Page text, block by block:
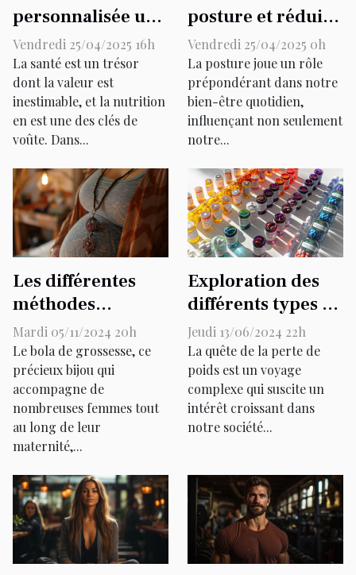
personnalisée un
avenir pour une
meilleure santé
globale
Vendredi 25/04/2025 16h
La santé est un trésor
dont la valeur est
inestimable, et la nutrition
en est une des clés de
voûte. Dans...
posture et réduire
les douleurs
dorsales exercices
et astuces
pratiques
Vendredi 25/04/2025 0h
La posture joue un rôle
prépondérant dans notre
bien-être quotidien,
influençant non seulement
notre...
Les différentes
méthodes
d’entretien pour
votre bola de
grossesse
Mardi 05/11/2024 20h
Le bola de grossesse, ce
précieux bijou qui
accompagne de
nombreuses femmes tout
au long de leur
maternité,...
Exploration des
différents types de
substances qui
facilitent la perte
de poids et leur
fonctionnement
Jeudi 13/06/2024 22h
La quête de la perte de
poids est un voyage
complexe qui suscite un
intérêt croissant dans
notre société...